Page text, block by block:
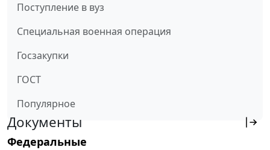
Поступление в вуз
Специальная военная операция
Госзакупки
ГОСТ
Популярное
Документы
Федеральные